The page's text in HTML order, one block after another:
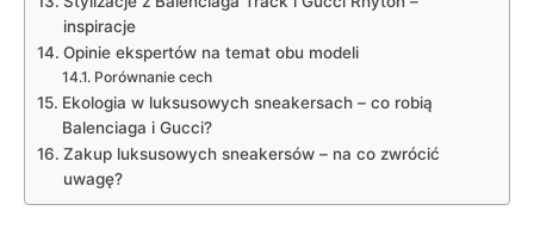
inspiracje
Opinie ekspertów na temat obu modeli
Porównanie cech
Ekologia w luksusowych sneakersach – co robią
Balenciaga i Gucci?
Zakup luksusowych sneakersów – na co zwrócić
uwagę?